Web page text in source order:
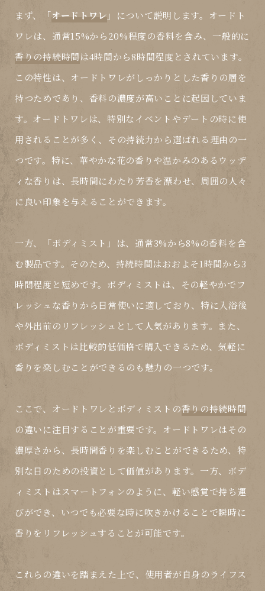
まず、「オードトワレ 」について説明します。オードト
ワレは、通常15%から20%程度の香料を含み、一般的に
香りの持続時間は4時間から8時間程度とされています。
この特性は、オードトワレがしっかりとした香りの層を
持つためであり、香料の濃度が高いことに起因していま
す。オードトワレは、特別なイベントやデートの時に使
用されることが多く、その持続力から選ばれる理由の一
つです。特に、華やかな花の香りや温かみのあるウッデ
ィな香りは、長時間にわたり芳香を漂わせ、周囲の人々
に良い印象を与えることができます。
一方、「ボディミスト 」は、通常3%から8%の香料を含
む製品です。そのため、持続時間はおおよそ1時間から3
時間程度と短めです。ボディミストは、その軽やかでフ
レッシュな香りから日常使いに適しており、特に入浴後
や外出前のリフレッシュとして人気があります。また、
ボディミストは比較的低価格で購入できるため、気軽に
香りを楽しむことができるのも魅力の一つです。
ここで、オードトワレとボディミストの香りの持続時間
の違いに注目することが重要です。オードトワレはその
濃厚さから、長時間香りを楽しむことができるため、特
別な日のための投資として価値があります。一方、ボデ
ィミストはスマートフォンのように、軽い感覚で持ち運
びができ、いつでも必要な時に吹きかけることで瞬時に
香りをリフレッシュすることが可能です。
これらの違いを踏まえた上で、使用者が自身のライフス